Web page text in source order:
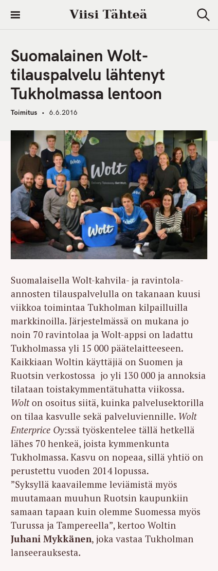
i
Viisi Tähteä
e
Suomalainen Wolt-
tilauspalvelu lähtenyt
Tukholmassa lentoon
Toimitus 6.6.2016
Suomalaisella Wolt-kahvila- ja ravintola-
annosten tilauspalvelulla on takanaan kuusi
viikkoa toimintaa Tukholman kilpailluilla
markkinoilla. Järjestelmässä on mukana jo
noin 70 ravintolaa ja Wolt-appsi on ladattu
Tukholmassa yli 15 000 päätelaitteeseen.
Kaikkiaan Woltin käyttäjiä on Suomen ja
Ruotsin verkostossa jo yli 130 000 ja annoksia
tilataan toistakymmentätuhatta viikossa.
Wolton osoitus siitä, kuinka palvelusektorilla
on tilaa kasvulle sekä palveluviennille. Wolt
Enterprice Oy:ssä työskentelee tällä hetkellä
lähes 70 henkeä, joista kymmenkunta
Tukholmassa. Kasvu on nopeaa, sillä yhtiö on
perustettu vuoden 2014 lopussa.
”Syksyllä kaavailemme leviämistä myös
muutamaan muuhun Ruotsin kaupunkiin
samaan tapaan kuin olemme Suomessa myös
Turussa ja Tampereella”, kertoo Woltin
Juhani Mykkänen, joka vastaa Tukholman
lanseerauksesta.